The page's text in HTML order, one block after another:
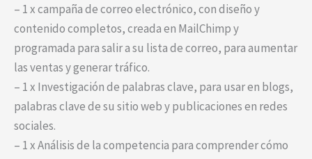
– 1 x campaña de correo electrónico, con diseño y
contenido completos, creada en MailChimp y
programada para salir a su lista de correo, para aumentar
las ventas y generar tráfico.
– 1 x Investigación de palabras clave, para usar en blogs,
palabras clave de su sitio web y publicaciones en redes
sociales.
– 1 x Análisis de la competencia para comprender cómo